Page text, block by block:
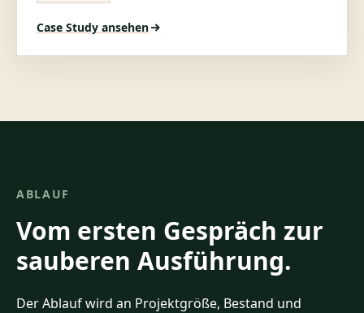
Case Study ansehen
ABLAUF
Vom ersten Gespräch zur
sauberen Ausführung.
Der Ablauf wird an Projektgröße, Bestand und